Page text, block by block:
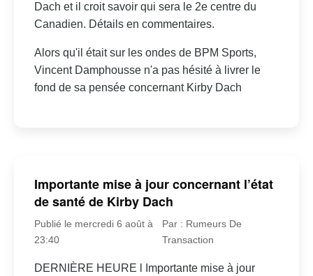
Dach et il croit savoir qui sera le 2e centre du
Canadien. Détails en commentaires.
Alors qu'il était sur les ondes de BPM Sports,
Vincent Damphousse n'a pas hésité à livrer le
fond de sa pensée concernant Kirby Dach
Importante mise à jour concernant l’état
de santé de Kirby Dach
Publié le mercredi 6 août à
23:40
Par : Rumeurs De
Transaction
DERNIÈRE HEURE l Importante mise à jour